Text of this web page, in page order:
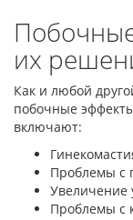
их
Как и любой
побочные
включают:
Проблемы с
Увеличение
Проблемы с